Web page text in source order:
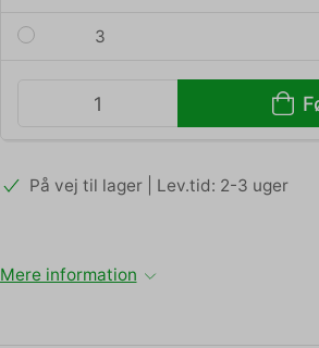
3
På vej til lager | Lev.tid: 2-3 uger
Mere information